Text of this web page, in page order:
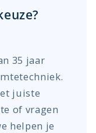
35 jaar
juiste
of vragen
helpen je